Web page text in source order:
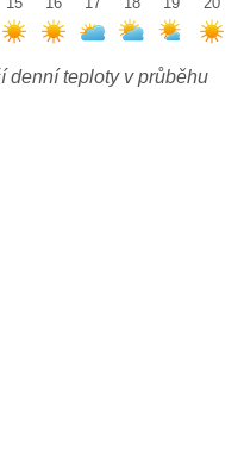
denní teploty v průběhu